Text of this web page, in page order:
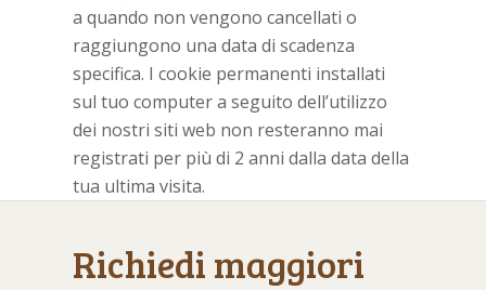
a quando non vengono cancellati o
raggiungono una data di scadenza
specifica. I cookie permanenti installati
sul tuo computer a seguito dell’utilizzo
dei nostri siti web non resteranno mai
registrati per più di 2 anni dalla data della
tua ultima visita.
Richiedi maggiori